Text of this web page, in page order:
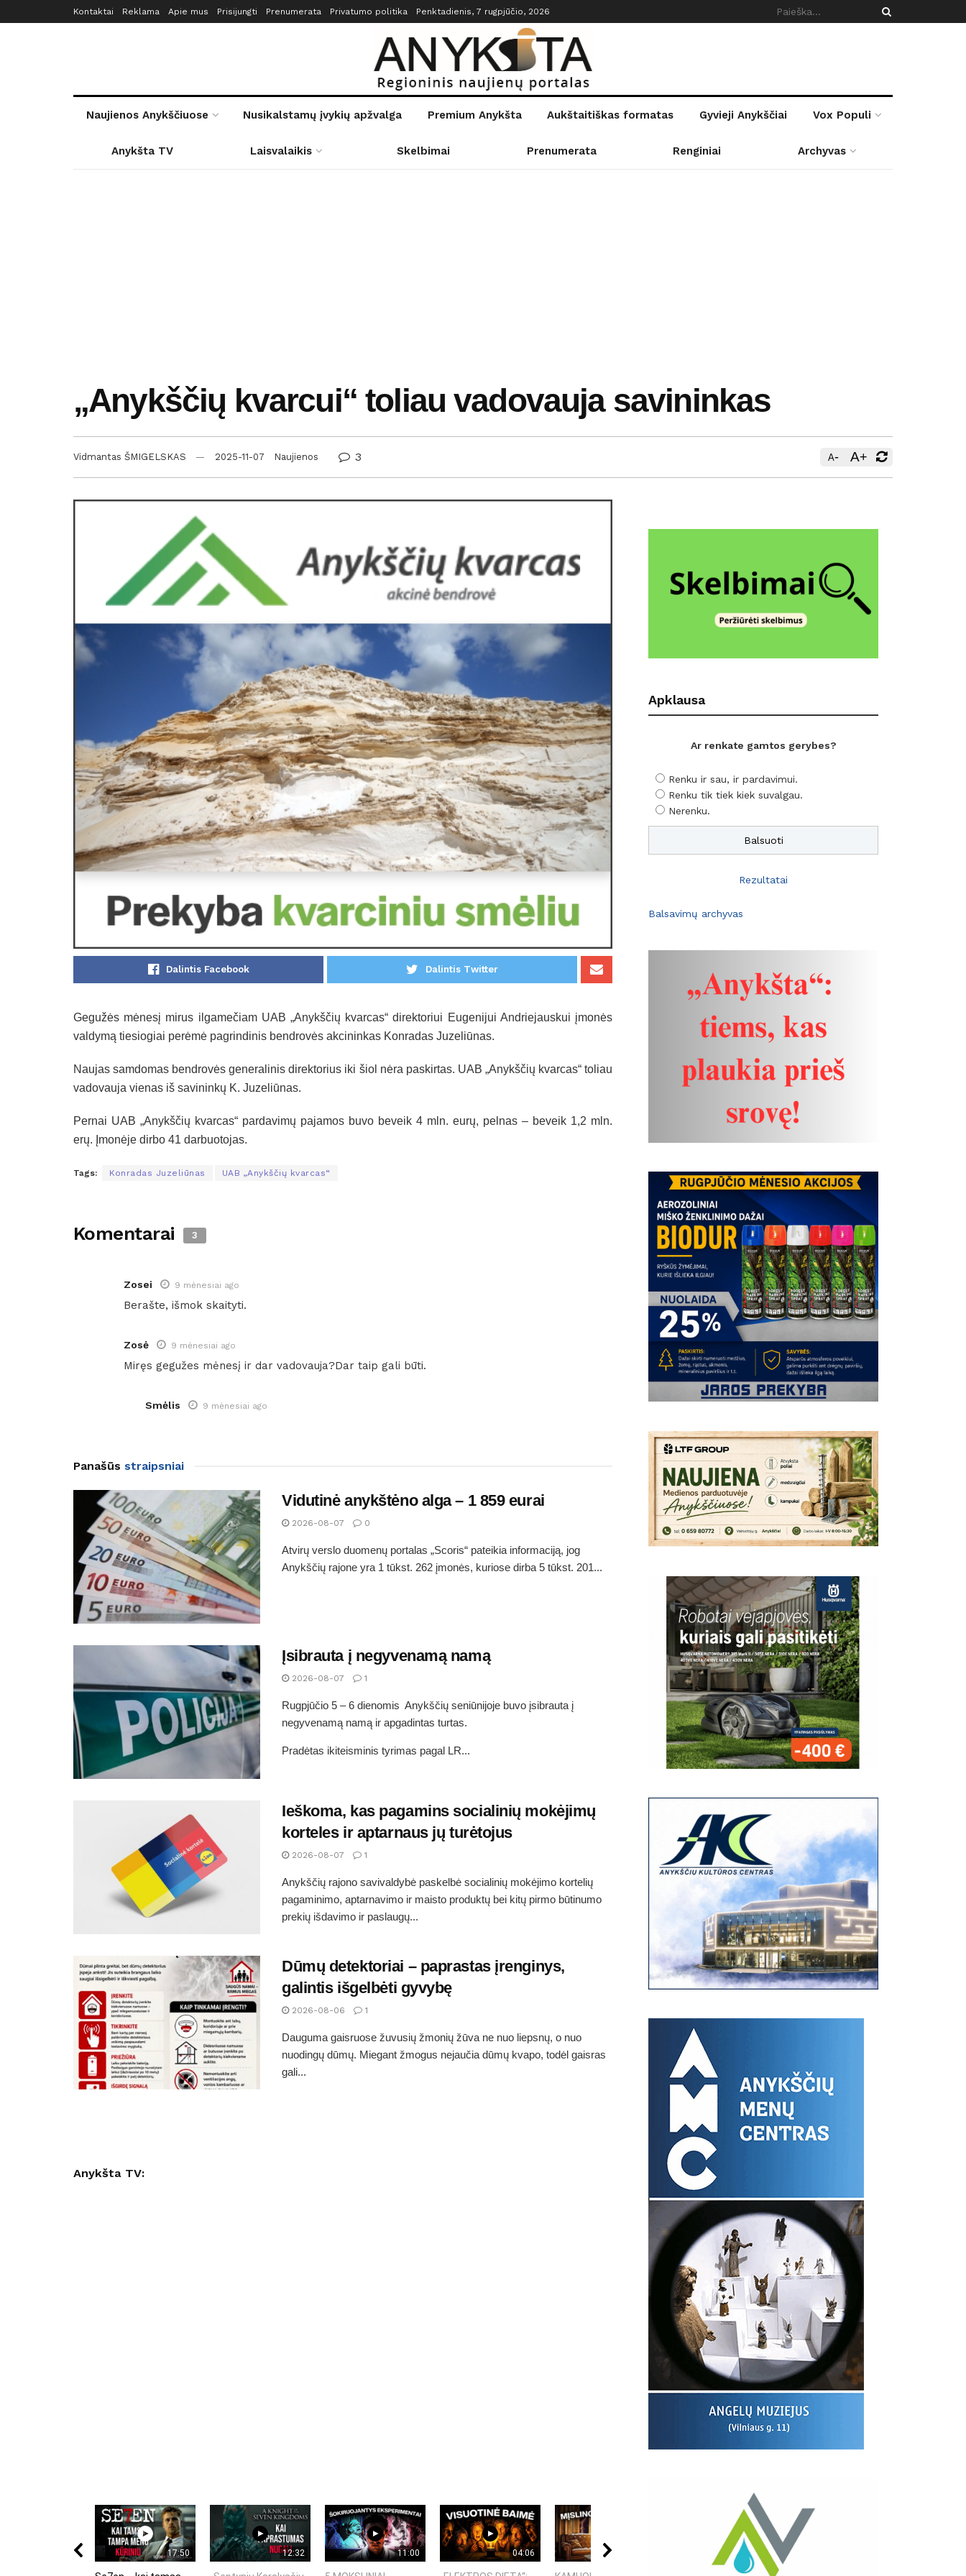
Kontaktai Reklama Apie mus Prisijungti Prenumerata Privatumo politika Penktadienis, 7 rugpjūčio, 2026
Naujienos Anykščiuose Nusikalstamų įvykių apžvalga Premium Anykšta Aukštaitiškas formatas Gyvieji Anykščiai Vox Populi
Anykšta TV Laisvalaikis Skelbimai Prenumerata Renginiai Archyvas
„Anykščių kvarcui“ toliau vadovauja savininkas
Vidmantas ŠMIGELSKAS 2025-11-07 Naujienos 3 A- A+
Dalintis Facebook Dalintis Twitter
Gegužės mėnesį mirus ilgamečiam UAB „Anykščių kvarcas“ direktoriui Eugenijui Andriejauskui įmonės
valdymą tiesiogiai perėmė pagrindinis bendrovės akcininkas Konradas Juzeliūnas.
Naujas samdomas bendrovės generalinis direktorius iki šiol nėra paskirtas. UAB „Anykščių kvarcas“ toliau
vadovauja vienas iš savininkų K. Juzeliūnas.
Pernai UAB „Anykščių kvarcas“ pardavimų pajamos buvo beveik 4 mln. eurų, pelnas – beveik 1,2 mln.
erų. Įmonėje dirbo 41 darbuotojas.
Tags: Konradas Juzeliūnas UAB „Anykščių kvarcas“
Komentarai 3
Zosei 9 mėnesiai ago
Berašte, išmok skaityti.
Zosė 9 mėnesiai ago
Miręs gegužes mėnesį ir dar vadovauja?Dar taip gali būti.
Smėlis 9 mėnesiai ago
Panašūs straipsniai
Vidutinė anykštėno alga – 1 859 eurai
2026-08-07 0
Atvirų verslo duomenų portalas „Scoris“ pateikia informaciją, jog
Anykščių rajone yra 1 tūkst. 262 įmonės, kuriose dirba 5 tūkst. 201...
Įsibrauta į negyvenamą namą
2026-08-07 1
Rugpjūčio 5 – 6 dienomis Anykščių seniūnijoje buvo įsibrauta į
negyvenamą namą ir apgadintas turtas.
Pradėtas ikiteisminis tyrimas pagal LR...
Ieškoma, kas pagamins socialinių mokėjimų
korteles ir aptarnaus jų turėtojus
2026-08-07 1
Anykščių rajono savivaldybė paskelbė socialinių mokėjimo kortelių
pagaminimo, aptarnavimo ir maisto produktų bei kitų pirmo būtinumo
prekių išdavimo ir paslaugų...
Dūmų detektoriai – paprastas įrenginys,
galintis išgelbėti gyvybę
2026-08-06 1
Dauguma gaisruose žuvusių žmonių žūva ne nuo liepsnų, o nuo
nuodingų dūmų. Miegant žmogus nejaučia dūmų kvapo, todėl gaisras
gali...
Anykšta TV:
17:50 12:32 11:00 04:06 06:37
Apklausa
Ar renkate gamtos gerybes?
Renku ir sau, ir pardavimui.
Renku tik tiek kiek suvalgau.
Nerenku.
Rezultatai
Balsavimų archyvas